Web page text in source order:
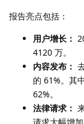
报告亮点包括：
用户增长：
4120 万。
内容发布：
的 61%。其
62%。
法律请求：